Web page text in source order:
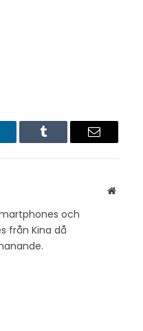
Tumblr Email
Website
och
från Kina då